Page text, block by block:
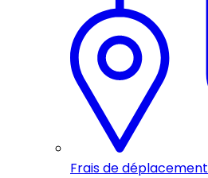
Frais de déplacement